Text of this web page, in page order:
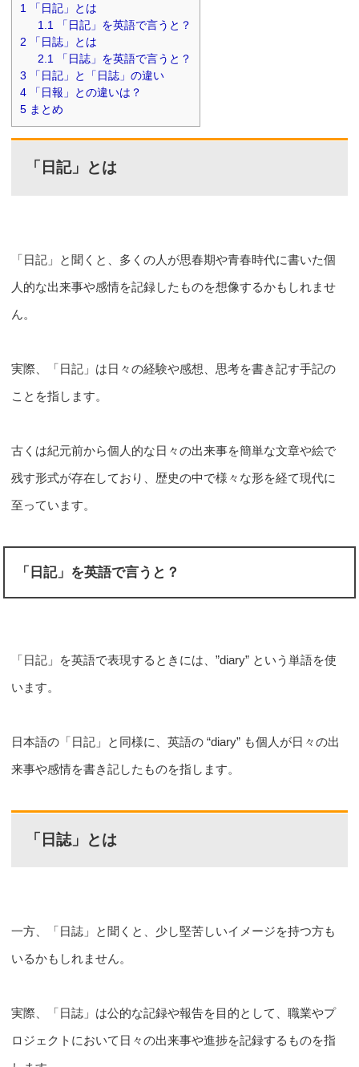
1
「日記」とは
1.1
「日記」を英語で言うと？
2 「日誌」とは
2.1
「日誌」を英語で言うと？
3 「日記」と「日誌」の違い
4 「日報」との違いは？
5 まとめ
「日記」とは
「日記」と聞くと、多くの人が思春期や青春時代に書いた個
人的な出来事や感情を記録したものを想像するかもしれませ
ん。
実際、「日記」は日々の経験や感想、思考を書き記す手記の
ことを指します。
古くは紀元前から個人的な日々の出来事を簡単な文章や絵で
残す形式が存在しており、歴史の中で様々な形を経て現代に
至っています。
「日記」を英語で言うと？
「日記」を英語で表現するときには、”diary” という単語を使
います。
日本語の「日記」と同様に、英語の “diary” も個人が日々の出
来事や感情を書き記したものを指します。
「日誌」とは
一方、「日誌」と聞くと、少し堅苦しいイメージを持つ方も
いるかもしれません。
実際、「日誌」は公的な記録や報告を目的として、職業やプ
ロジェクトにおいて日々の出来事や進捗を記録するものを指